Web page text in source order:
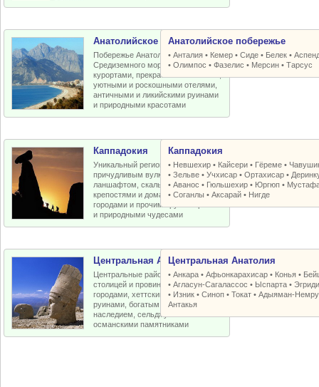
Анатолийское побережье
Побережье Анатолийской бухты
Средиземного моря с отличными
курортами, прекрасными пляжами,
уютными и роскошными отелями,
античными и ликийскими руинами
и природными красотами
Анатолийское побережье
•Анталия • Кемер •Сиде • Белек •
•Олимпос •Фазелис • Мерсин •Тарсус
Каппадокия
Уникальный регион Турции с
причудливым вулканическим
ланшафтом, скальными церквями,
крепостями и домами, пещерными
городами и прочими рукотворными
и природными чудесами
Каппадокия
• Невшехир • Кайсери • Гёреме •
•Зельве •Учхисар •Ортахисар •
•Аванос • Гюльшехир • Юргюп •
•Соганлы •Аксарай • Нигде
Центральная Анатолия
Центральные районы Турции со
столицей и провинциальными
городами, хеттскими и античными
руинами, богатым византийским
наследием, сельджукскими и
османскими памятниками
Центральная Анатолия
•Анкара •Афьонкарахисар • Конья •
•Агласун-Сагалассос • Ыспарта •
• Изник •Синоп •Токат •Адыяман-
Антакья